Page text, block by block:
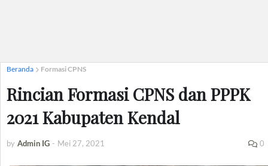
Beranda Formasi CPNS
Rincian Formasi CPNS dan PPPK
2021 Kabupaten Kendal
by Admin IG - Mei 27, 2021 0